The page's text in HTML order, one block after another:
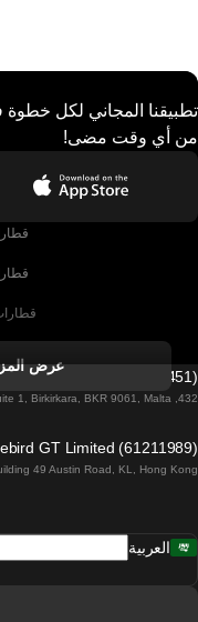
تطبيقنا المجاني لكل
من أي وقت مضى!
عرض
GT Limited (OC 1451)
432, Triq Fleur de Lys, Suite 1, Birkirkara, BKR 9061, Malta
GT Limited (61211989)
49 Austin Road, KL, Hong Kong
العربية